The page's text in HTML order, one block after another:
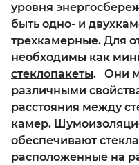
уровня
быть одно- и
трехкамерные. Для
необходимы как
стеклопакеты. Они
различными
расстояния между
камер.
обеспечивают
расположенные на